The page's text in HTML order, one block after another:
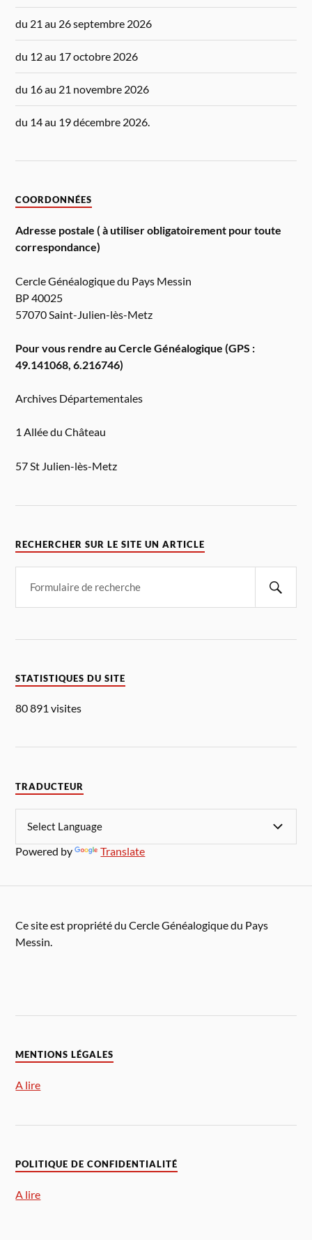
du 21 au 26 septembre 2026
du 12 au 17 octobre 2026
du 16 au 21 novembre 2026
du 14 au 19 décembre 2026.
COORDONNÉES
Adresse postale ( à utiliser obligatoirement pour toute
correspondance)
Cercle Généalogique du Pays Messin
BP 40025
57070 Saint-Julien-lès-Metz
Pour vous rendre au Cercle Généalogique (GPS :
49.141068, 6.216746)
Archives Départementales
1 Allée du Château
57 St Julien-lès-Metz
RECHERCHER SUR LE SITE UN ARTICLE
STATISTIQUES DU SITE
80 891 visites
TRADUCTEUR
Powered by Translate
Ce site est propriété du Cercle Généalogique du Pays
Messin.
MENTIONS LÉGALES
A lire
POLITIQUE DE CONFIDENTIALITÉ
A lire